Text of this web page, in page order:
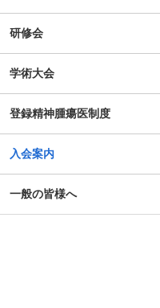
研修会
学術大会
登録精神腫瘍医制度
入会案内
一般の皆様へ